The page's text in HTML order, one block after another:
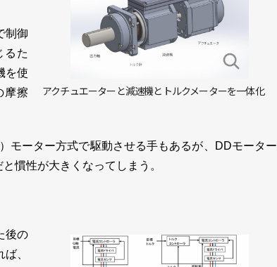
アクチュエーターと減速機とトルクメーターを一体化
制御
るた
を使
摩擦
ーター方式で駆動させる手もあるが、DDモーター
慣性が大きくなってしまう。
後の
、